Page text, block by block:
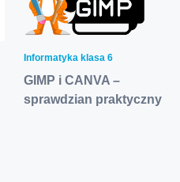
Informatyka klasa 6
GIMP i CANVA –
sprawdzian praktyczny